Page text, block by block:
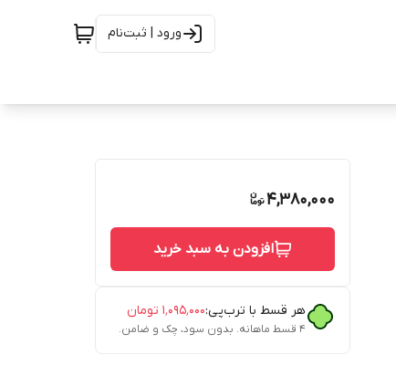
ورود | ثبت‌نام
4,380,000
افزودن به سبد خرید
هر قسط با ترب‌پی:۱٬۰۹۵٬۰۰۰ تومان
۴ قسط ماهانه. بدون سود، چک و ضامن.